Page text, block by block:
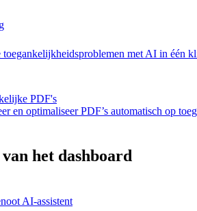
toegankelijkheidsproblemen met AI in één
PDF's
en optimaliseer PDF’s automatisch op
het dashboard
AI-assistent